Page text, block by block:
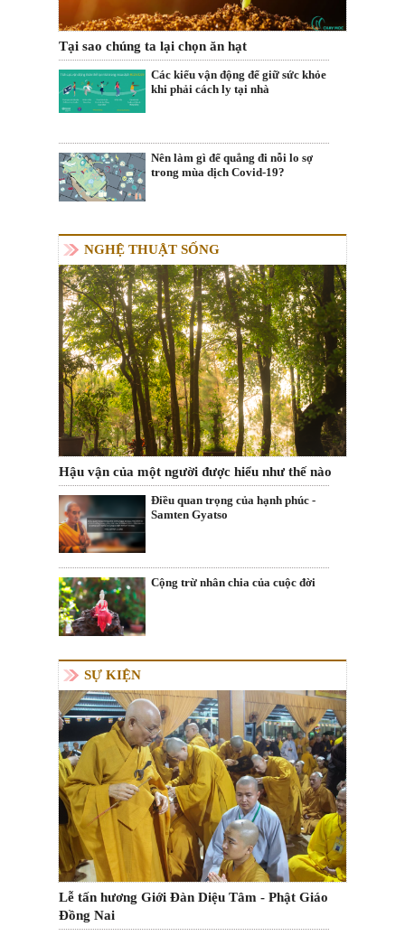
Tại sao chúng ta lại chọn ăn hạt
Các kiểu vận động để giữ sức khỏe
khi phải cách ly tại nhà
Nên làm gì để quẳng đi nỗi lo sợ
trong mùa dịch Covid-19?
NGHỆ THUẬT SỐNG
Hậu vận của một người được hiểu như thế nào
Điều quan trọng của hạnh phúc -
Samten Gyatso
Cộng trừ nhân chia của cuộc đời
SỰ KIỆN
Lễ tấn hương Giới Đàn Diệu Tâm - Phật Giáo
Đồng Nai